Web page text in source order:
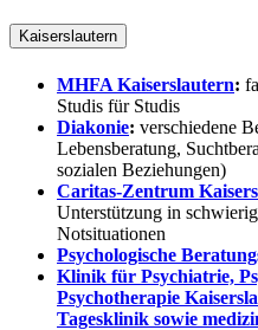
Kaiserslautern
MHFA Kaiserslautern:
Studis für Studis
Diakonie: verschiedene
Lebensberatung,
sozialen Beziehungen)
Caritas-Zentrum
Unterstützung in
Notsituationen
Psychologische
Klinik für Psychiatrie,
Psychotherapie
Tagesklinik sowie